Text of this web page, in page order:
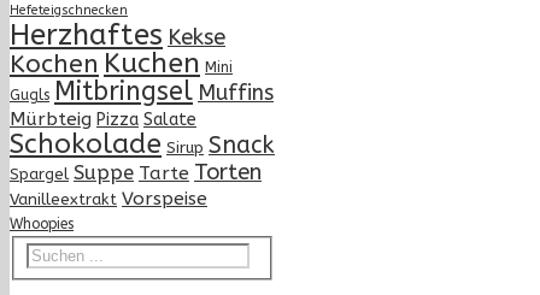
Hefeteigschnecken
Herzhaftes Kekse
Kochen Kuchen Mini
Gugls Mitbringsel Muffins
Mürbteig Pizza Salate
Schokolade Sirup Snack
Spargel Suppe Tarte Torten
Vanilleextrakt Vorspeise
Whoopies